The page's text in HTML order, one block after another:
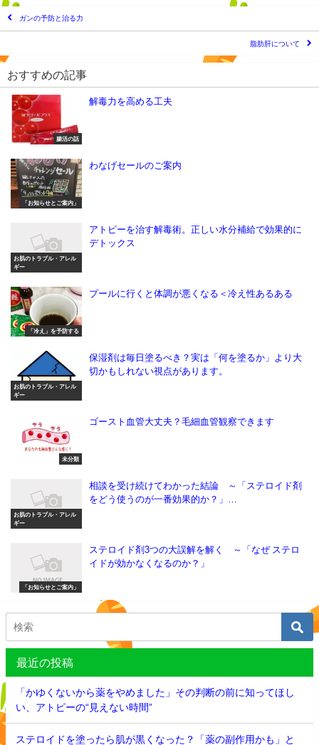
ガンの予防と治る力
脂肪肝について
おすすめの記事
腸活の話
解毒力を高める工夫
「お知らせとご案内」
わなげセールのご案内
お肌のトラブル・アレル
ギー
アトピーを治す解毒術。正しい水分補給で効果的に
デトックス
「冷え」を予防する
プールに行くと体調が悪くなる＜冷え性あるある
お肌のトラブル・アレル
ギー
保湿剤は毎日塗るべき？実は「何を塗るか」より大
切かもしれない視点があります。
未分類
ゴースト血管大丈夫？毛細血管観察できます
お肌のトラブル・アレル
ギー
相談を受け続けてわかった結論 ～「ステロイド剤
をどう使うのが一番効果的か？」…
「お知らせとご案内」
ステロイド剤3つの大誤解を解く ～「なぜ ステロ
イドが効かなくなるのか？」
最近の投稿
「かゆくないから薬をやめました」その判断の前に知ってほし
い、アトピーの“見えない時間”
ステロイドを塗ったら肌が黒くなった？「薬の副作用かも」と